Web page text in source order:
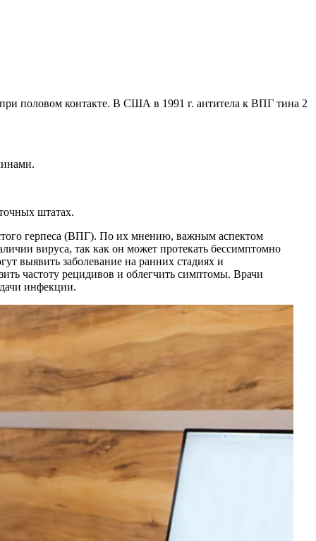
половом контакте. В США в 1991 г. антитела к ВПГ тина 2
штатах.
герпеса (ВПГ). По их мнению, важным аспектом
вируса, так как он может протекать бессимптомно
выявить заболевание на ранних стадиях и
частоту рецидивов и облегчить симптомы. Врачи
инфекции.